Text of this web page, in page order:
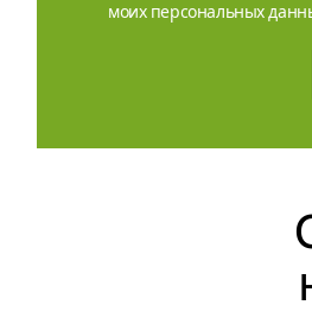
моих персональных